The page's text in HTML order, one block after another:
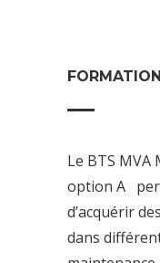
FORMATION
Le BTS MVA
option A
d’acquérir
dans